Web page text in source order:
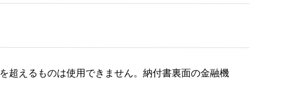
超えるものは使用できません。納付書裏面の金融機